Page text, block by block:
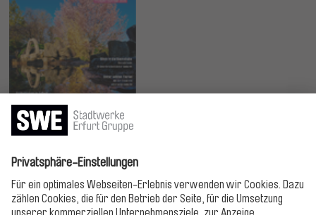
Jetzt lesen!
Bitte folgen!